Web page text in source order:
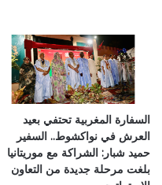
السفارة المغربية تحتفي بعيد
العرش في نواكشوط.. السفير
حميد شبار: الشراكة مع موريتانيا
بلغت مرحلة جديدة من التعاون